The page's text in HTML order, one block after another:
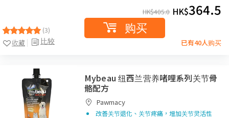
(3)
比较
收藏
HK$405.0 HK$364.5
购买
已有40人购买
Mybeau 纽西兰营养啫哩系列关节骨
骼配方
Pawmacy
改善关节退化、关节疼痛，增加关节灵活性